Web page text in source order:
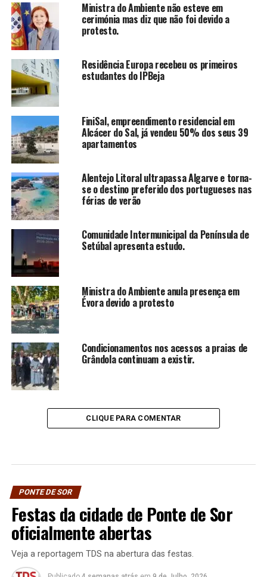
Ministra do Ambiente não esteve em
cerimónia mas diz que não foi devido a
protesto.
Residência Europa recebeu os primeiros
estudantes do IPBeja
FiniSal, empreendimento residencial em
Alcácer do Sal, já vendeu 50% dos seus 39
apartamentos
Alentejo Litoral ultrapassa Algarve e torna-
se o destino preferido dos portugueses nas
férias de verão
Comunidade Intermunicipal da Península de
Setúbal apresenta estudo.
Ministra do Ambiente anula presença em
Évora devido a protesto
Condicionamentos nos acessos a praias de
Grândola continuam a existir.
CLIQUE PARA COMENTAR
PONTE DE SOR
Festas da cidade de Ponte de Sor
oficialmente abertas
Veja a reportagem TDS na abertura das festas.